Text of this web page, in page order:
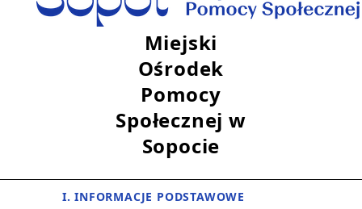
Miejski
Ośrodek
Pomocy
Społecznej w
Sopocie
I. INFORMACJE PODSTAWOWE